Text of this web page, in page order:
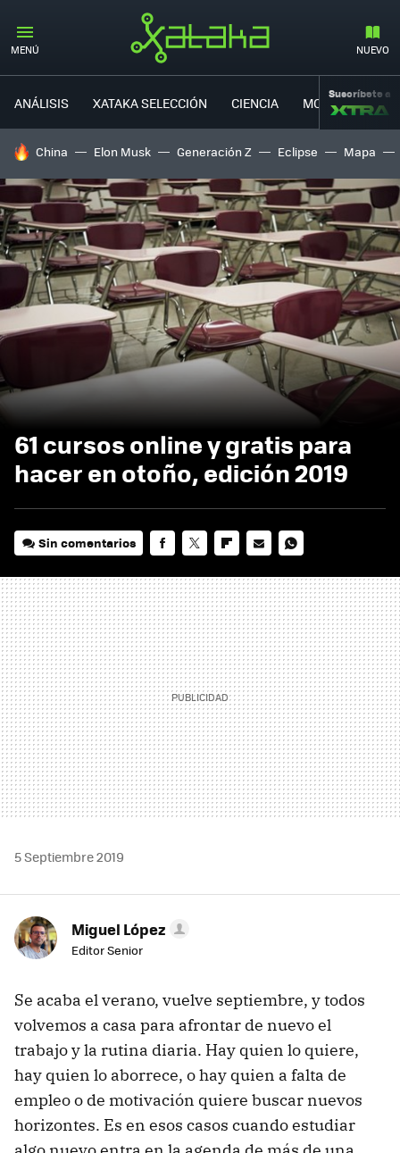
MENÚ NUEVO
ANÁLISIS XATAKA SELECCIÓN CIENCIA MOVILIDAD
Suscríbete a
HOY SE HABLA DE
China Elon Musk Generación Z Eclipse Mapa
61 cursos online y gratis para
hacer en otoño, edición 2019
Sin comentarios
MAIL
5 Septiembre 2019
Miguel López
Editor Senior
Se acaba el verano, vuelve septiembre, y todos
volvemos a casa para afrontar de nuevo el
trabajo y la rutina diaria. Hay quien lo quiere,
hay quien lo aborrece, o hay quien a falta de
empleo o de motivación quiere buscar nuevos
horizontes. Es en esos casos cuando estudiar